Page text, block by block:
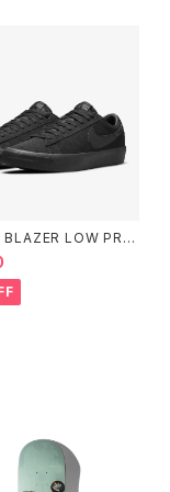
BLAZER LOW PRO
BLACK ナイキエ
ーザー ロー ブラッ